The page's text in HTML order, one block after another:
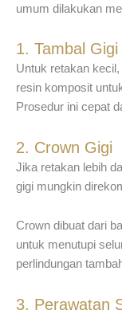
umum dilakukan
1. Tambal Gigi
Untuk retakan
resin komposit
Prosedur ini cepat
2. Crown Gigi
Jika retakan lebih
gigi mungkin
Crown dibuat dari
untuk menutupi
perlindungan
3. Perawatan